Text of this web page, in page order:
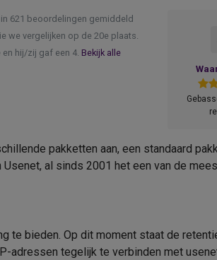
621 beoordelingen gemiddeld
we vergelijken op de 20e plaats.
hij/zij gaf een 4. Bekijk alle
pakketten aan, een standaard
al sinds 2001 het een van de
te bieden. Op dit moment staat de
adressen tegelijk te verbinden met